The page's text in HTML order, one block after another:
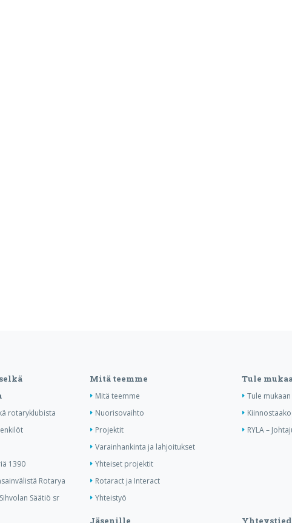
rotaryklubista
1390
Rotarya
Säätiö sr
Mitä teemme
Mitä teemme
Nuorisovaihto
Projektit
Varainhankinta ja lahjoitukset
Yhteiset projektit
Rotaract ja Interact
Yhteistyö
Tule
Tule mukaan
RYLA –
Jäsenille